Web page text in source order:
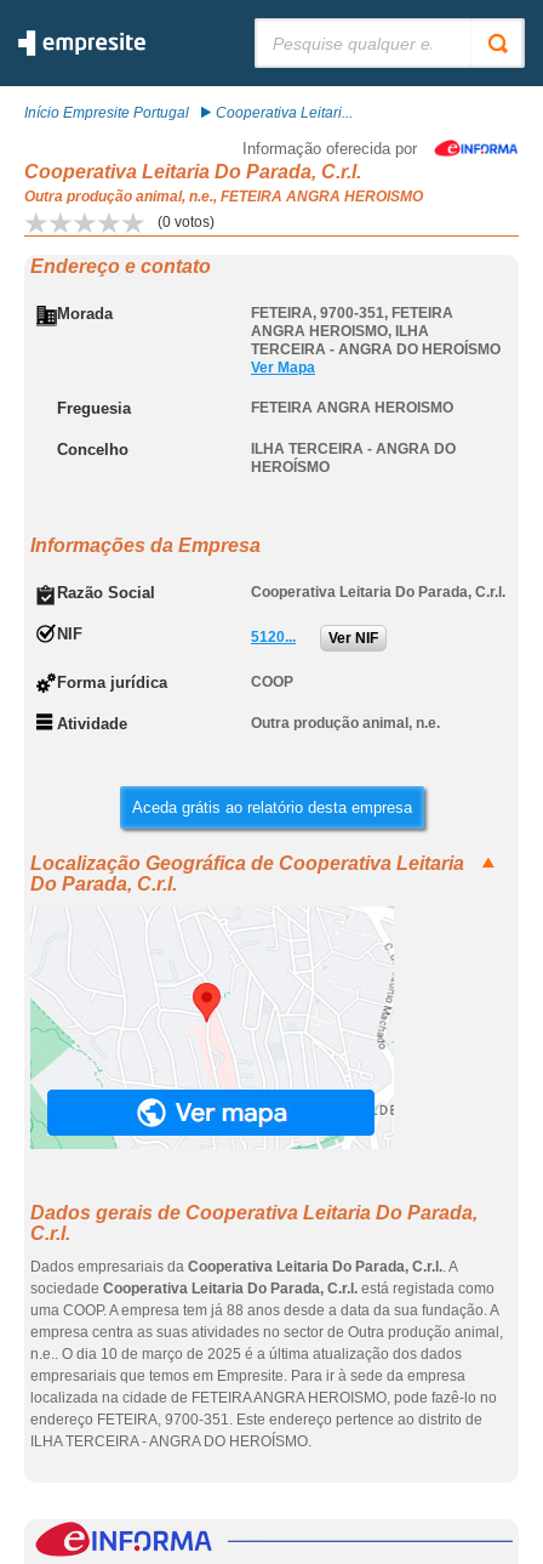
Início Empresite Portugal Cooperativa Leitari...
Informação oferecida por
Cooperativa Leitaria Do Parada, C.r.l.
Outra produção animal, n.e., FETEIRA ANGRA HEROISMO
(0 votos)
Endereço e contato
Morada FETEIRA, 9700-351, FETEIRA
ANGRA HEROISMO, ILHA
TERCEIRA - ANGRA DO HEROÍSMO
Ver Mapa
Freguesia FETEIRA ANGRA HEROISMO
Concelho
ILHA TERCEIRA - ANGRA DO
HEROÍSMO
Informações da Empresa
Razão Social Cooperativa Leitaria Do Parada, C.r.l.
NIF 5120... Ver NIF
Forma jurídica COOP
Atividade Outra produção animal, n.e.
Aceda grátis ao relatório desta empresa
Localização Geográfica de Cooperativa Leitaria
Do Parada, C.r.l.
Dados gerais de Cooperativa Leitaria Do Parada,
C.r.l.
Dados empresariais da Cooperativa Leitaria Do Parada, C.r.l.. A
sociedade Cooperativa Leitaria Do Parada, C.r.l. está registada como
uma COOP. A empresa tem já 88 anos desde a data da sua fundação. A
empresa centra as suas atividades no sector de Outra produção animal,
n.e.. O dia 10 de março de 2025 é a última atualização dos dados
empresariais que temos em Empresite. Para ir à sede da empresa
localizada na cidade de FETEIRA ANGRA HEROISMO, pode fazê-lo no
endereço FETEIRA, 9700-351. Este endereço pertence ao distrito de
ILHA TERCEIRA - ANGRA DO HEROÍSMO.